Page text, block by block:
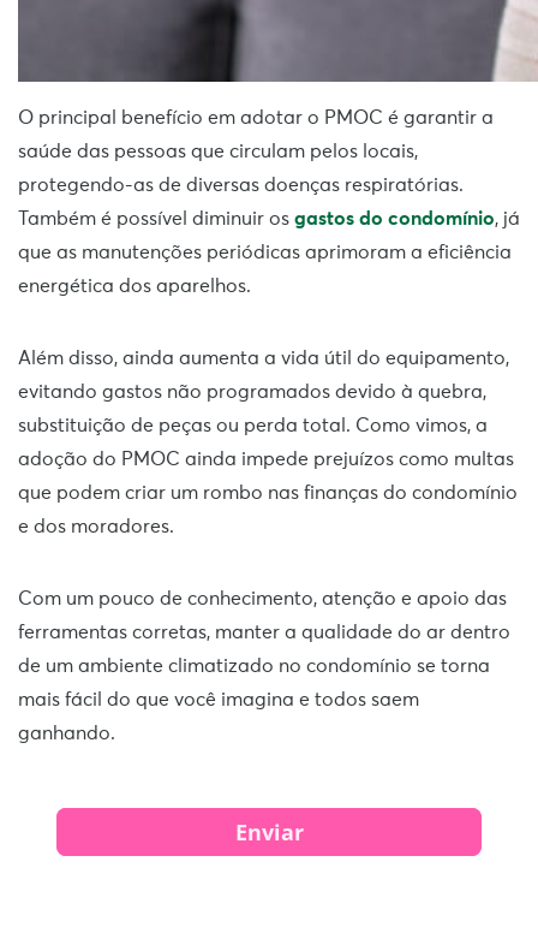
O principal benefício em adotar o PMOC é garantir a
saúde das pessoas que circulam pelos locais,
protegendo-as de diversas doenças respiratórias.
Também é possível diminuir os gastos do condomínio, já
que as manutenções periódicas aprimoram a eficiência
energética dos aparelhos.
Além disso, ainda aumenta a vida útil do equipamento,
evitando gastos não programados devido à quebra,
substituição de peças ou perda total. Como vimos, a
adoção do PMOC ainda impede prejuízos como multas
que podem criar um rombo nas finanças do condomínio
e dos moradores.
Com um pouco de conhecimento, atenção e apoio das
ferramentas corretas, manter a qualidade do ar dentro
de um ambiente climatizado no condomínio se torna
mais fácil do que você imagina e todos saem
ganhando.